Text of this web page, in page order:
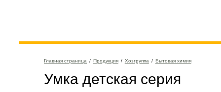
Главная страница / Продукция / Хозгруппа / Бытовая химия
Умка детская серия